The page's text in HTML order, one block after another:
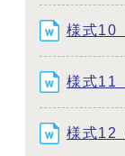
様式10
様式11
様式12